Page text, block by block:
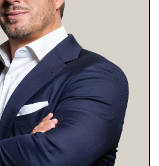
Contacter
Le blog
en fr